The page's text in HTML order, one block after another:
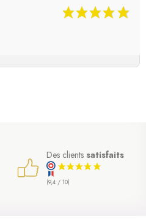
Des clients satisfaits
(9,4 / 10)